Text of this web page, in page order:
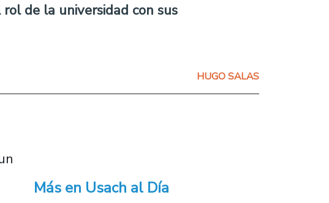
de la universidad con sus
HUGO SALAS
Más en Usach al Día